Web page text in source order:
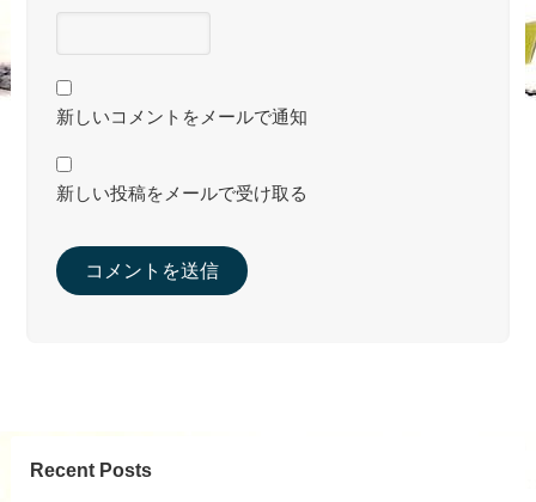
新しいコメントをメールで通知
新しい投稿をメールで受け取る
Recent Posts